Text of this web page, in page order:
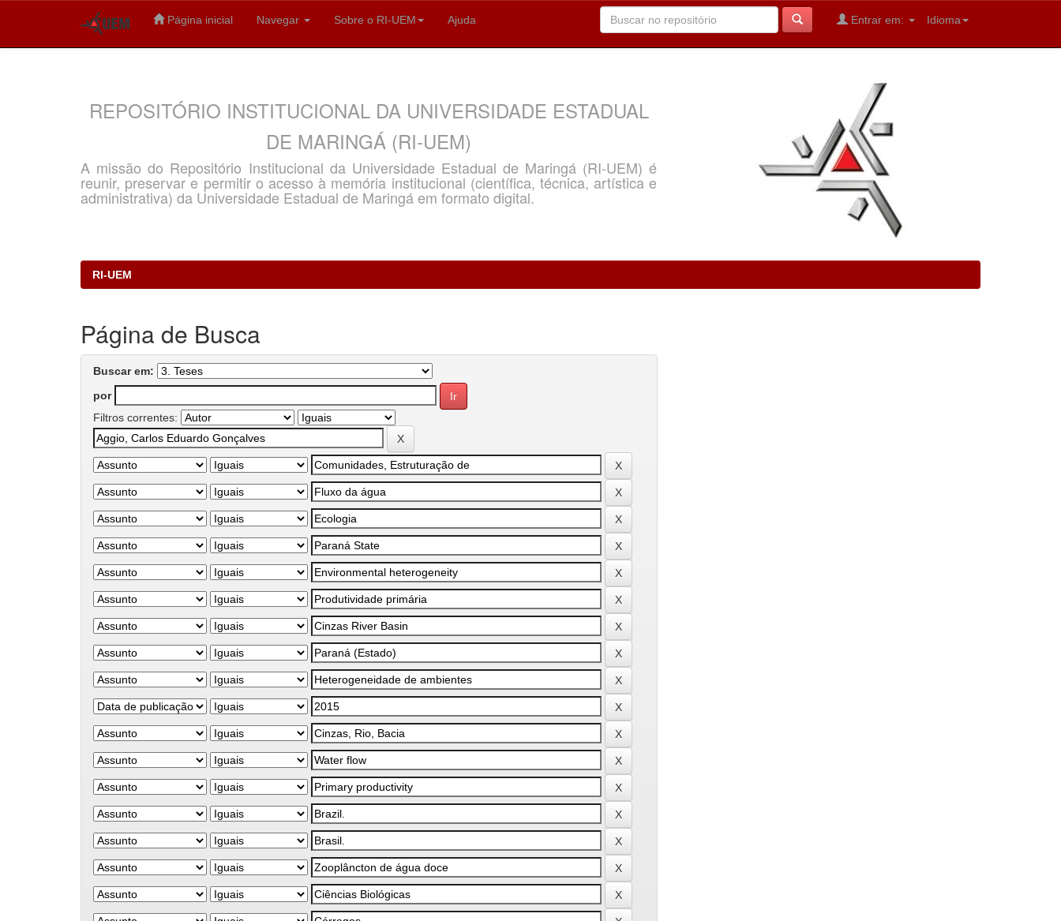
Página inicial Navegar Sobre o RI-UEM Ajuda Idioma
Entrar em:
REPOSITÓRIO INSTITUCIONAL DA UNIVERSIDADE ESTADUAL
DE MARINGÁ (RI-UEM)
A missão do Repositório Institucional da Universidade Estadual de Maringá (RI-UEM) é
reunir, preservar e permitir o acesso à memória institucional (científica, técnica, artística e
administrativa) da Universidade Estadual de Maringá em formato digital.
RI-UEM
Página de Busca
Buscar em:
por
Filtros correntes: